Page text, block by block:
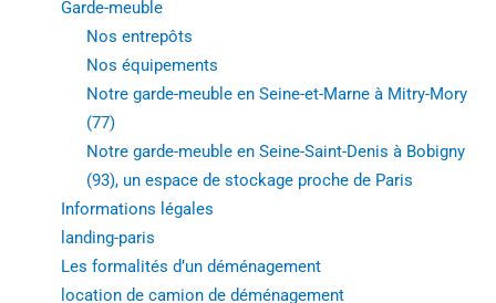
Garde-meuble
Nos entrepôts
Nos équipements
Notre garde-meuble en Seine-et-Marne à Mitry-Mory
(77)
Notre garde-meuble en Seine-Saint-Denis à Bobigny
(93), un espace de stockage proche de Paris
Informations légales
landing-paris
Les formalités d’un déménagement
location de camion de déménagement